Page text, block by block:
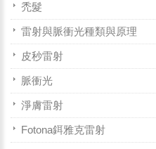
禿髮
雷射與脈衝光種類與原理
皮秒雷射
脈衝光
淨膚雷射
Fotona鉺雅克雷射